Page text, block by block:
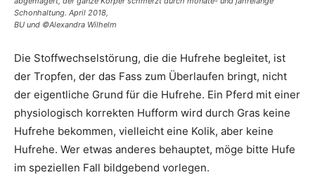
Schonhaltung. April 2018,
BU und ©Alexandra Wilhelm
Die Stoffwechselstörung, die die Hufrehe begleitet, ist
der Tropfen, der das Fass zum Überlaufen bringt, nicht
der eigentliche Grund für die Hufrehe. Ein Pferd mit einer
physiologisch korrekten Hufform wird durch Gras keine
Hufrehe bekommen, vielleicht eine Kolik, aber keine
Hufrehe. Wer etwas anderes behauptet, möge bitte Hufe
im speziellen Fall bildgebend vorlegen.